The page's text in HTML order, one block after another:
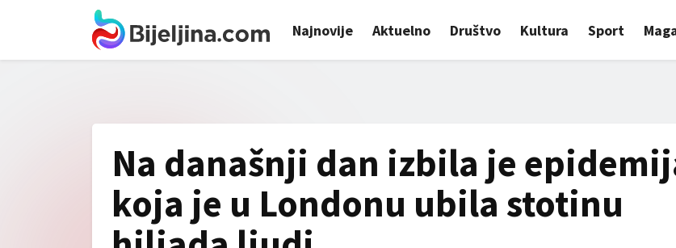
Najnovije Aktuelno Društvo Kultura Sport
Na današnji dan izbila je
koja je u Londonu ubila stotinu